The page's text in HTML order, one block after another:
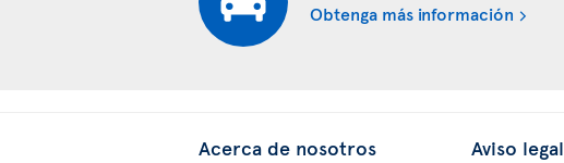
Obtenga más información
Acerca de nosotros Aviso legal